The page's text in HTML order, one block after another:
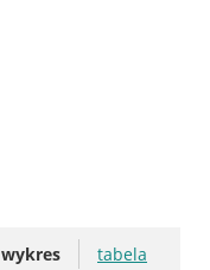
wykres tabela